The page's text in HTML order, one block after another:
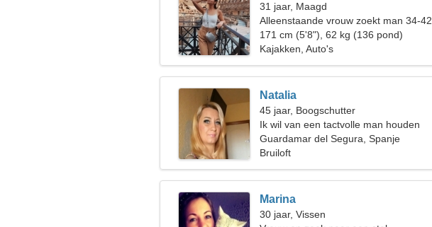
31 jaar, Maagd
Alleenstaande vrouw zoekt man 34-42
171 cm (5'8"), 62 kg (136 pond)
Kajakken, Auto's
Natalia
45 jaar, Boogschutter
Ik wil van een tactvolle man houden
Guardamar del Segura, Spanje
Bruiloft
Marina
30 jaar, Vissen